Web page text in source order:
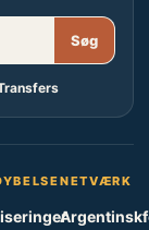
Søg
NETVÆRK